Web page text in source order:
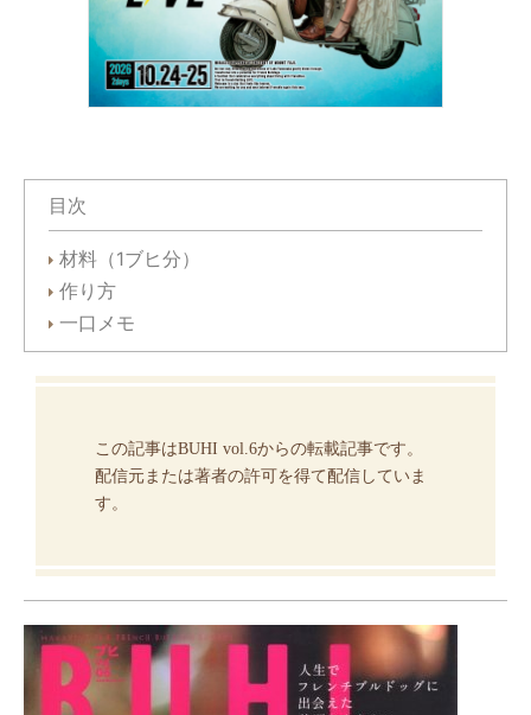
目次
材料（1ブヒ分）
作り方
一口メモ
この記事はBUHI vol.6からの転載記事です。
配信元または著者の許可を得て配信していま
す。